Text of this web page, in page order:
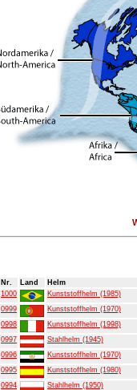
Nr. Land
Helm
1000
Kunststoffhelm (1985)
0999
Kunststoffhelm (1970)
0998
Kunststoffhelm (1998)
0997
Stahlhelm (1945)
0996
Kunststoffhelm (1970)
0995
Kunststoffhelm (1980)
0994
Stahlhelm (1950)